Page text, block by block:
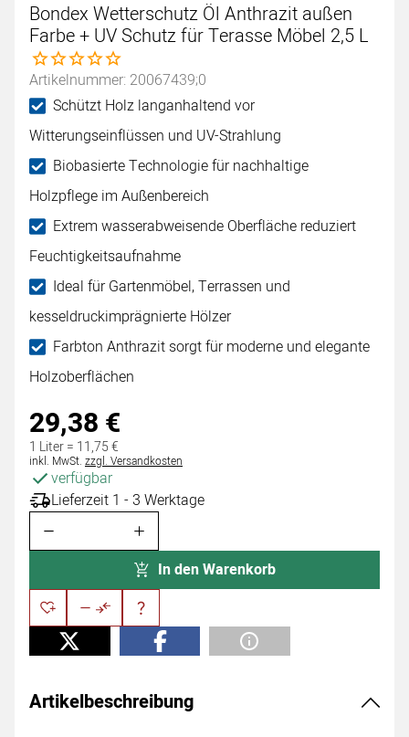
Bondex Wetterschutz Öl Anthrazit außen
Farbe + UV Schutz für Terasse Möbel 2,5 L
Noch keine Bewertungen abgegeben
Artikelnummer: 20067439;0
Schützt Holz langanhaltend vor
Witterungseinflüssen und UV-Strahlung
Biobasierte Technologie für nachhaltige
Holzpflege im Außenbereich
Extrem wasserabweisende Oberfläche reduziert
Feuchtigkeitsaufnahme
Ideal für Gartenmöbel, Terrassen und
kesseldruckimprägnierte Hölzer
Farbton Anthrazit sorgt für moderne und elegante
Holzoberflächen
29,38 €
1 Liter = 11,75€
Steuerhinweis:
inkl. MwSt. zzgl. Versandkosten
verfügbar
Lieferzeit 1 - 3 Werktage
In den Warenkorb
Artikelbeschreibung